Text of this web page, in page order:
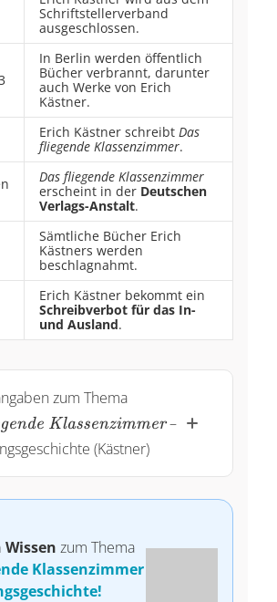
Schriftstellerverband
ausgeschlossen.
In Berlin werden öffentlich
Bücher verbrannt, darunter
auch Werke von Erich
Kästner.
Erich Kästner schreibt Das
fliegende Klassenzimmer.
Das fliegende Klassenzimmer
erscheint in der Deutschen
Verlags-Anstalt.
Sämtliche Bücher Erich
Kästners werden
beschlagnahmt.
Erich Kästner bekommt ein
Schreibverbot für das In-
und Ausland.
zum Thema
fliegende
Klassenzimmer}
Klassenzimmer–
(Kästner)
Wissen zum Thema
Klassenzimmer